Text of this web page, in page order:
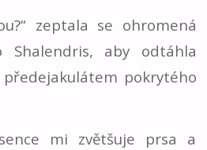
zeptala se ohromená
Shalendris, aby odtáhla
pokrytého
mi zvětšuje prsa a